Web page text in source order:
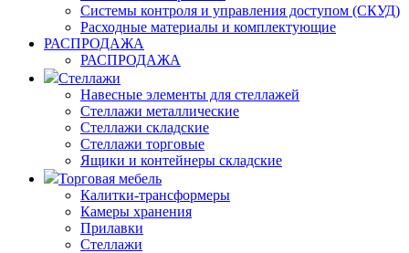
Системы контроля и управления доступом (СКУД)
Расходные материалы и комплектующие
РАСПРОДАЖА
РАСПРОДАЖА
Стеллажи
Навесные элементы для стеллажей
Стеллажи металлические
Стеллажи складские
Стеллажи торговые
Ящики и контейнеры складские
Торговая мебель
Калитки-трансформеры
Камеры хранения
Прилавки
Стеллажи